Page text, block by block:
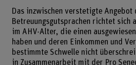
Das inzwischen verstetigte Angebot
Betreuungsgutsprachen richtet sich
im AHV-Alter, die einen
haben und deren Einkommen und
bestimmte Schwelle nicht
in Zusammenarbeit mit der Pro